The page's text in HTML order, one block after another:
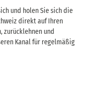
und holen Sie sich die
direkt auf Ihren
zurücklehnen und
Kanal für regelmäßig